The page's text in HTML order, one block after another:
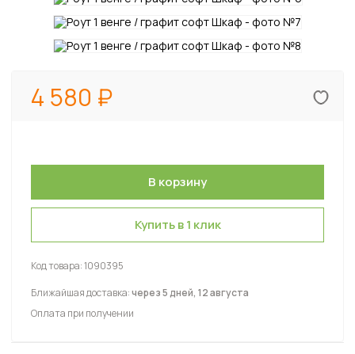
4 580
Купить в 1 клик
Код товара:1090395
Ближайшая доставка:через 5 дней, 12 августа
Оплата при получении